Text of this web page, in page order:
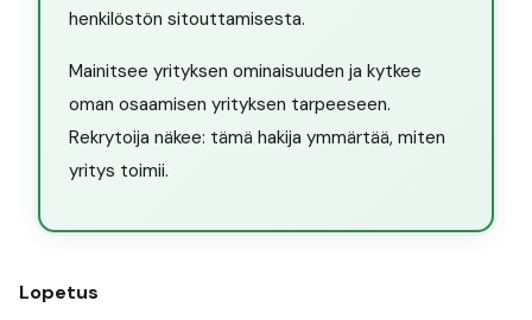
henkilöstön sitouttamisesta.
Mainitsee yrityksen ominaisuuden ja kytkee
oman osaamisen yrityksen tarpeeseen.
Rekrytoija näkee: tämä hakija ymmärtää, miten
yritys toimii.
Lopetus